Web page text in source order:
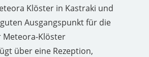
Klöster in Kastraki und
Ausgangspunkt für die
Meteora-Klöster
über eine Rezeption,